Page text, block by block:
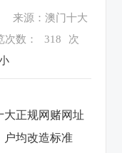
来源：澳门十大
次数： 318
次
大正规网赌网址
户均改造标准